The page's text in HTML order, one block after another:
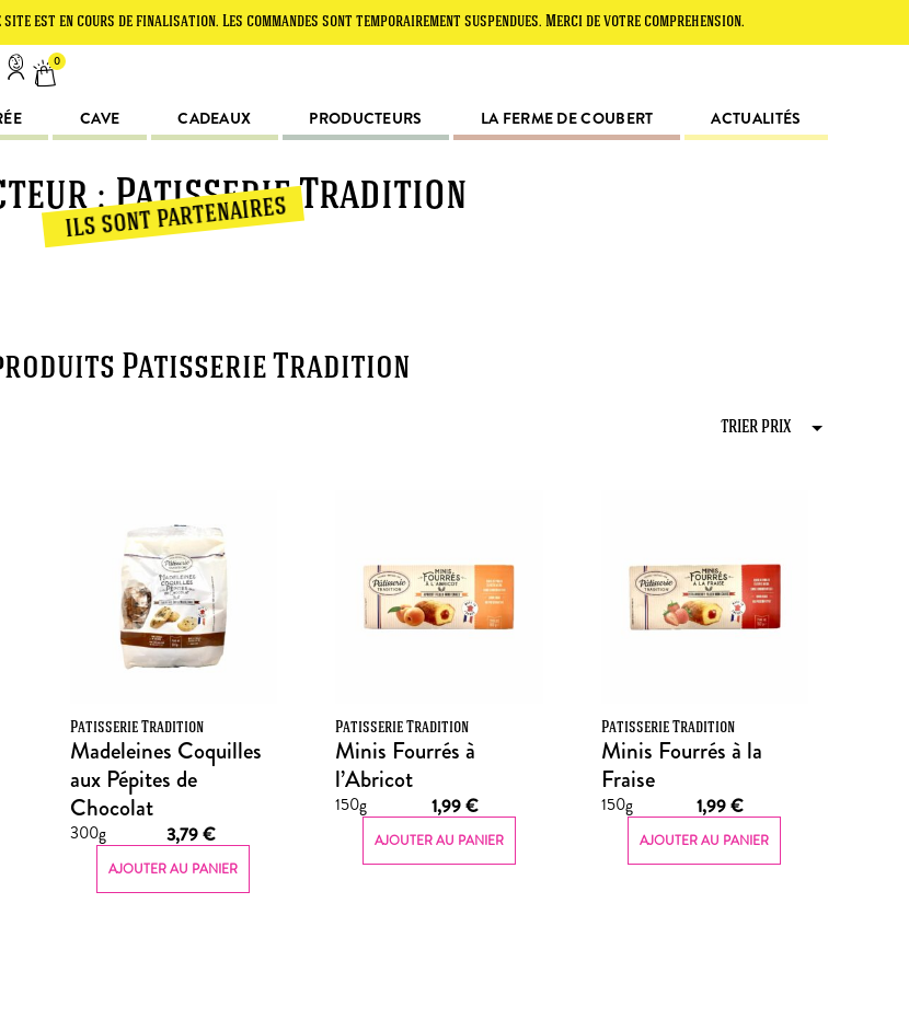
en cours de finalisation. Les commandes sont temporairement suspendues. Merci de votre compréhension.
0
CAVE CADEAUX PRODUCTEURS LA FERME DE COUBERT ACTUALITÉS
: Patisserie Tradition
ils sont partenaires
Patisserie Tradition
Patisserie Tradition
Madeleines Coquilles
aux Pépites de
Chocolat
300g 3,79€
AJOUTER AU PANIER
Patisserie Tradition
Minis Fourrés à
l’Abricot
150g 1,99€
AJOUTER AU PANIER
Patisserie Tradition
Minis Fourrés à la
Fraise
150g 1,99€
AJOUTER AU PANIER